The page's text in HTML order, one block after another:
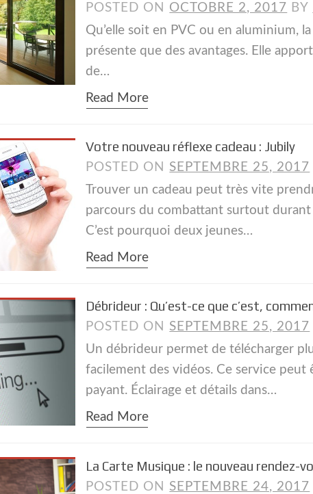
POSTED ON OCTOBRE 2, 2017 BY
Qu’elle soit en PVC ou en aluminium,
présente que des avantages. Elle
de…
Read More
Votre nouveau réflexe cadeau : Jubily
POSTED ON SEPTEMBRE 25, 2017
Trouver un cadeau peut très vite
parcours du combattant surtout durant
C’est pourquoi deux jeunes…
Read More
Débrideur : Qu’est-ce que c’est,
POSTED ON SEPTEMBRE 25, 2017
Un débrideur permet de télécharger
facilement des vidéos. Ce service peut
payant. Éclairage et détails dans…
Read More
La Carte Musique : le nouveau rendez-
POSTED ON SEPTEMBRE 24, 2017